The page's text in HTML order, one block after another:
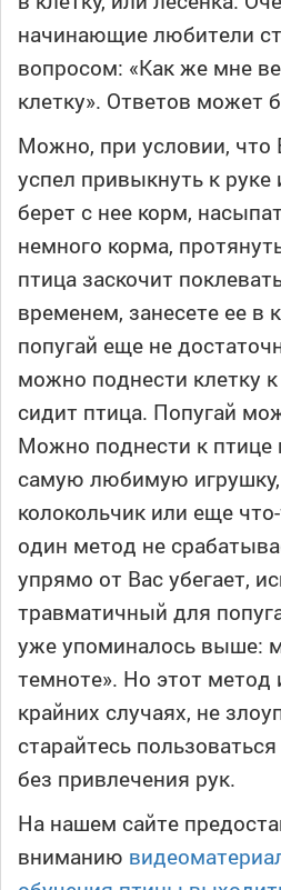
начинающие любители
вопросом: «Как же мне
клетку». Ответов может
Можно, при условии, что
успел привыкнуть к руке
берет с нее корм,
немного корма,
птица заскочит
временем, занесете ее в
попугай еще не
можно поднести клетку
сидит птица. Попугай
Можно поднести к птице
самую любимую игрушку,
колокольчик или еще
один метод не
упрямо от Вас убегает,
травматичный для
уже упоминалось выше:
темноте». Но этот метод
крайних случаях, не
старайтесь
без привлечения рук.
На нашем сайте
вниманию